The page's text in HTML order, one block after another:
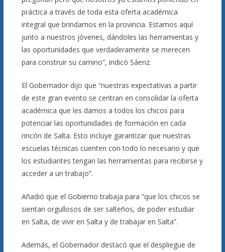
práctica a través de toda esta oferta académica
integral que brindamos en la provincia. Estamos aquí
junto a nuestros jóvenes, dándoles las herramientas y
las oportunidades que verdaderamente se merecen
para construir su camino”, indicó Sáenz.
El Gobernador dijo que “nuestras expectativas a partir
de este gran evento se centran en consolidar la oferta
académica que les damos a todos los chicos para
potenciar las oportunidades de formación en cada
rincón de Salta. Esto incluye garantizar que nuestras
escuelas técnicas cuenten con todo lo necesario y que
los estudiantes tengan las herramientas para recibirse y
acceder a un trabajo”.
Añadió que el Gobierno trabaja para “que los chicos se
sientan orgullosos de ser salteños, de poder estudiar
en Salta, de vivir en Salta y de trabajar en Salta”.
Además, el Gobernador destacó que el despliegue de